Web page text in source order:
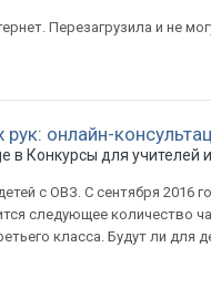
Перезагрузила и не
онлайн-
в Конкурсы для учителей
с ОВЗ. С сентября
следующее количество
класса. Будут ли для